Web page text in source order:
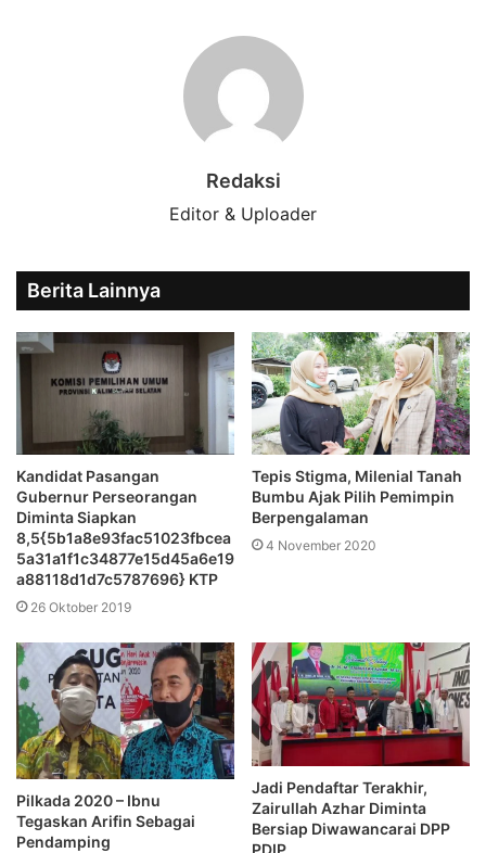
Redaksi
Editor & Uploader
Berita Lainnya
Kandidat Pasangan
Gubernur Perseorangan
Diminta Siapkan
8,5{5b1a8e93fac51023fbcea
5a31a1f1c34877e15d45a6e19
a88118d1d7c5787696} KTP
26 Oktober 2019
Tepis Stigma, Milenial Tanah
Bumbu Ajak Pilih Pemimpin
Berpengalaman
4 November 2020
Pilkada 2020 – Ibnu
Tegaskan Arifin Sebagai
Pendamping
Jadi Pendaftar Terakhir,
Zairullah Azhar Diminta
Bersiap Diwawancarai DPP
PDIP